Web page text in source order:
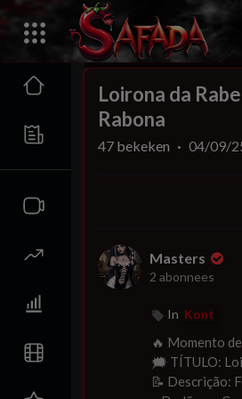
00:00
Loirona da
Rabona
47 bekeken · 04/09/
Masters
2 abonnees
In Kont
⁣🔥 ⁣Momento
🗯 ⁣⁣TÍTULO:
📝 Descrição: